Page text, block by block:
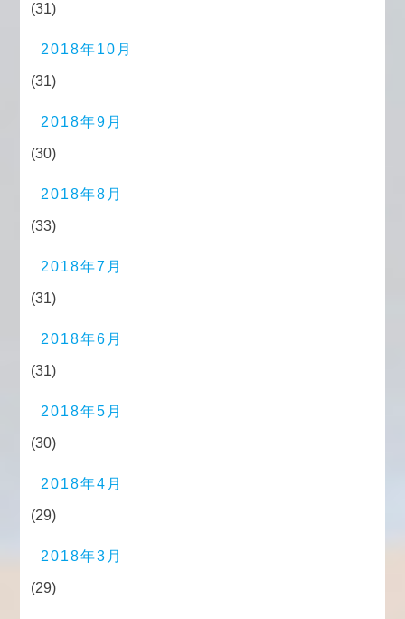
(31)
2018年10月
(31)
2018年9月
(30)
2018年8月
(33)
2018年7月
(31)
2018年6月
(31)
2018年5月
(30)
2018年4月
(29)
2018年3月
(29)